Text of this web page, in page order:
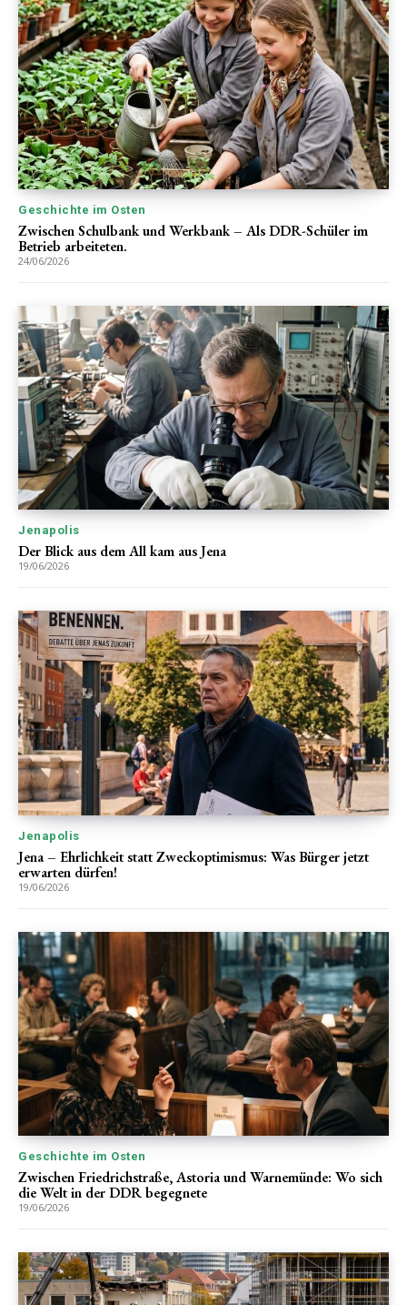
Geschichte im Osten
Zwischen Schulbank und Werkbank – Als DDR-Schüler im
Betrieb arbeiteten.
24/06/2026
Jenapolis
Der Blick aus dem All kam aus Jena
19/06/2026
Jenapolis
Jena – Ehrlichkeit statt Zweckoptimismus: Was Bürger jetzt
erwarten dürfen!
19/06/2026
Geschichte im Osten
Zwischen Friedrichstraße, Astoria und Warnemünde: Wo sich
die Welt in der DDR begegnete
19/06/2026